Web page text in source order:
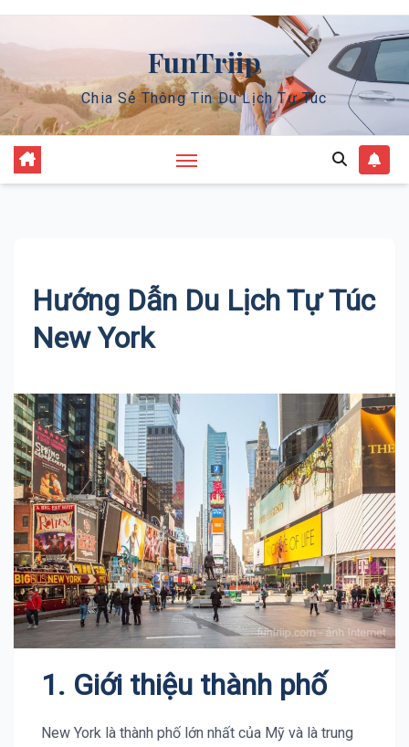
Skip
content
FunTriip
Chia Sẻ Thông Tin Du Lịch Tự Túc
Hướng Dẫn Du Lịch Tự Túc
New York
1. Giới thiệu thành phố
New York là thành phố lớn nhất của Mỹ và là trung